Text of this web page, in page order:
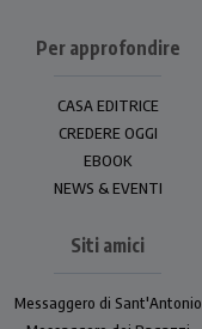
Per approfondire
CASA EDITRICE
CREDERE OGGI
EBOOK
NEWS & EVENTI
Siti amici
Messaggero di Sant'Antonio